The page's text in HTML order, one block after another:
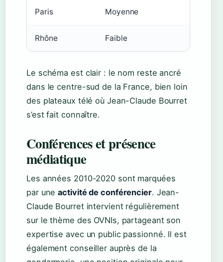
Paris Moyenne
Rhône Faible
Le schéma est clair : le nom reste ancré
dans le centre-sud de la France, bien loin
des plateaux télé où Jean-Claude Bourret
s’est fait connaître.
Conférences et présence
médiatique
Les années 2010-2020 sont marquées
par uneactivité de conférencier. Jean-
Claude Bourret intervient régulièrement
sur le thème des OVNIs, partageant son
expertise avec un public passionné. Il est
également conseiller auprès de la